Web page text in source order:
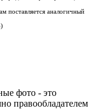
поставляется аналогичный
фото - это
правообладателем